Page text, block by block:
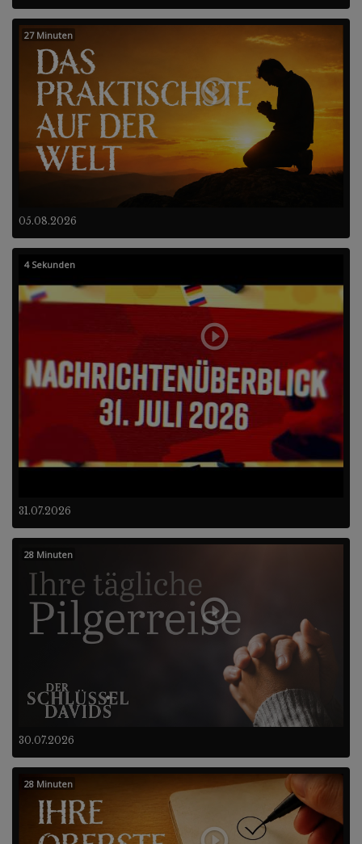
05.08.2026
27 Minuten
31.07.2026
4 Sekunden
30.07.2026
28 Minuten
28 Minuten